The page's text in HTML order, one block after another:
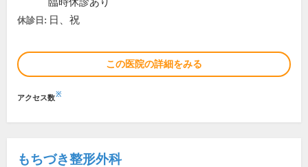
休診日: 日、祝
この医院の詳細をみる
アクセス数※
もちづき整形外科